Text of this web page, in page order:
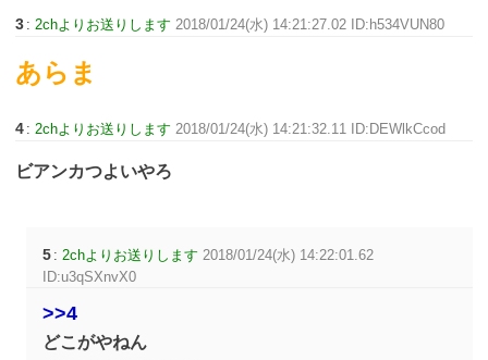
3 : 2chよりお送りします 2018/01/24(水) 14:21:27.02 ID:h534VUN80
あらま
4 : 2chよりお送りします 2018/01/24(水) 14:21:32.11 ID:DEWlkCcod
ビアンカつよいやろ
5 :2chよりお送りします 2018/01/24(水) 14:22:01.62
ID:u3qSXnvX0
>>4
どこがやねん